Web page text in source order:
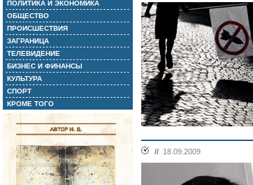
ПОЛИТИКА И ЭКОНОМИКА
ОБЩЕСТВО
ПРОИСШЕСТВИЯ
ЗАГРАНИЦА
ТЕЛЕВИДЕНИЕ
БИЗНЕС И ФИНАНСЫ
КУЛЬТУРА
СПОРТ
КРОМЕ ТОГО
// 18.09.2009